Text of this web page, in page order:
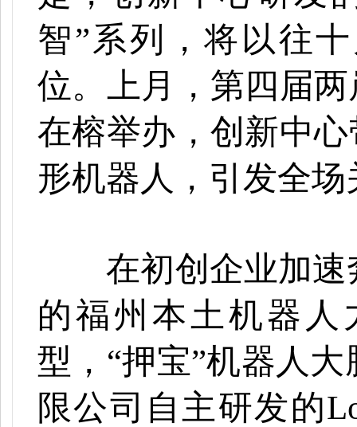
智”系列，将以往
位。上月，第四届
在榕举办，创新中
形机器人，引发全场
在初创企业加速
的福州本土机器
型， “押宝”机器人
限公司自主研发的